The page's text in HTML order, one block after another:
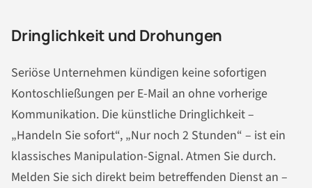
Dringlichkeit und Drohungen
Seriöse Unternehmen kündigen keine sofortigen
Kontoschließungen per E-Mail an ohne vorherige
Kommunikation. Die künstliche Dringlichkeit –
„Handeln Sie sofort“, „Nur noch 2 Stunden“ – ist ein
klassisches Manipulation-Signal. Atmen Sie durch.
Melden Sie sich direkt beim betreffenden Dienst an –